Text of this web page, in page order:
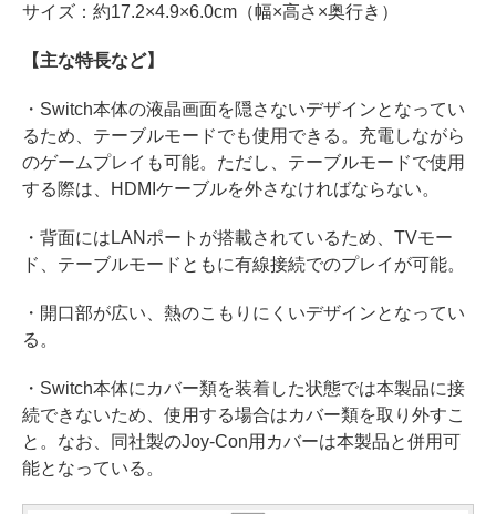
サイズ：約17.2×4.9×6.0cm（幅×高さ×奥行き）
【主な特長など】
・Switch本体の液晶画面を隠さないデザインとなってい
るため、テーブルモードでも使用できる。充電しながら
のゲームプレイも可能。ただし、テーブルモードで使用
する際は、HDMIケーブルを外さなければならない。
・背面にはLANポートが搭載されているため、TVモー
ド、テーブルモードともに有線接続でのプレイが可能。
・開口部が広い、熱のこもりにくいデザインとなってい
る。
・Switch本体にカバー類を装着した状態では本製品に接
続できないため、使用する場合はカバー類を取り外すこ
と。なお、同社製のJoy-Con用カバーは本製品と併用可
能となっている。